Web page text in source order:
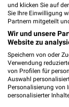
OBI
und klicken Sie auf
Sie Ihre Einwilligung
Partnern mitgeteilt
Wir und unsere
Website zu
Speichern von oder
Verwendung
von Profilen für
Auswahl
Personalisierung von
personalisierter